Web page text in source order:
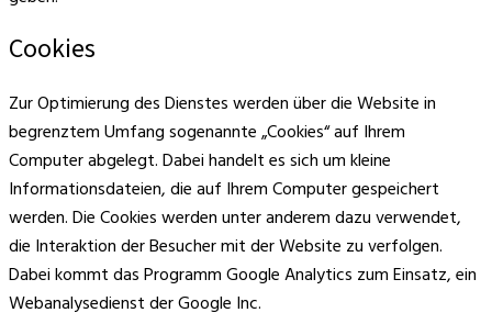
Cookies
Zur Optimierung des Dienstes werden über die Website in
begrenztem Umfang sogenannte „Cookies“ auf Ihrem
Computer abgelegt. Dabei handelt es sich um kleine
Informationsdateien, die auf Ihrem Computer gespeichert
werden. Die Cookies werden unter anderem dazu verwendet,
die Interaktion der Besucher mit der Website zu verfolgen.
Dabei kommt das Programm Google Analytics zum Einsatz, ein
Webanalysedienst der Google Inc.